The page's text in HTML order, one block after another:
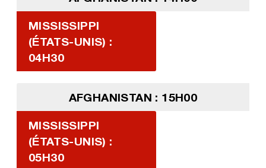
MISSISSIPPI
(ÉTATS-UNIS) :
04H30
AFGHANISTAN : 15H00
MISSISSIPPI
(ÉTATS-UNIS) :
05H30